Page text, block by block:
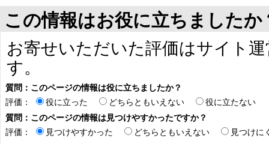
この情報はお役に立ちましたか
お寄せいただいた評価はサイト
す。
質問：このページの情報は役に立ちましたか？
評価：
役に立った どちらともいえない
役に立たない
質問：このページの情報は見つけやすかったですか？
評価：
見つけやすかった どちらともいえない 見つけに